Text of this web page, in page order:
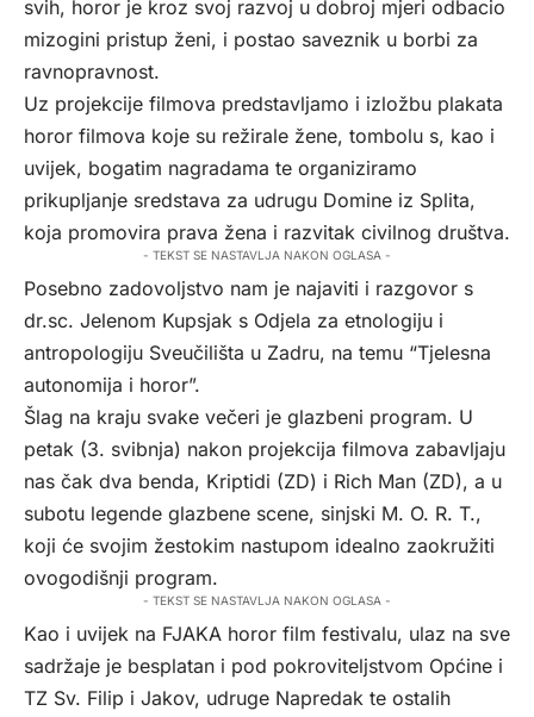
svih, horor je kroz svoj razvoj u dobroj mjeri odbacio
mizogini pristup ženi, i postao saveznik u borbi za
ravnopravnost.
Uz projekcije filmova predstavljamo i izložbu plakata
horor filmova koje su režirale žene, tombolu s, kao i
uvijek, bogatim nagradama te organiziramo
prikupljanje sredstava za udrugu Domine iz Splita,
koja promovira prava žena i razvitak civilnog društva.
- TEKST SE NASTAVLJA NAKON OGLASA -
Posebno zadovoljstvo nam je najaviti i razgovor s
dr.sc. Jelenom Kupsjak s Odjela za etnologiju i
antropologiju Sveučilišta u Zadru, na temu “Tjelesna
autonomija i horor”.
Šlag na kraju svake večeri je glazbeni program. U
petak (3. svibnja) nakon projekcija filmova zabavljaju
nas čak dva benda, Kriptidi (ZD) i Rich Man (ZD), a u
subotu legende glazbene scene, sinjski M. O. R. T.,
koji će svojim žestokim nastupom idealno zaokružiti
ovogodišnji program.
- TEKST SE NASTAVLJA NAKON OGLASA -
Kao i uvijek na FJAKA horor film festivalu, ulaz na sve
sadržaje je besplatan i pod pokroviteljstvom Općine i
TZ Sv. Filip i Jakov, udruge Napredak te ostalih